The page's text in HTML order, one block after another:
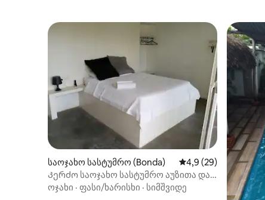
საოჯახო სასტუმრო (Bonda) საშუალო
4,9 (29)
Კერძო საოჯახო სასტუმრო აუზითა და
წარმოუდგენელი ხედით
ოჯახი · ფასი/ხარისხი · სიმშვიდე